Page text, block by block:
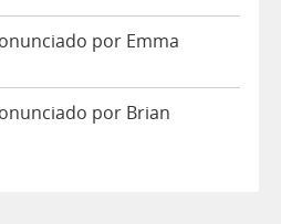
por Emma
por Brian